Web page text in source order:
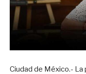
Ciudad de México.- La